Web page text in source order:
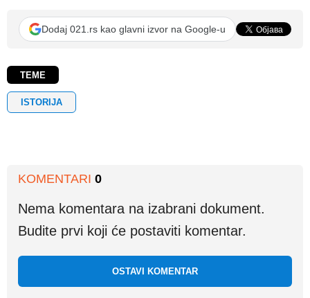
Dodaj 021.rs kao glavni izvor na Google-u
TEME
ISTORIJA
KOMENTARI 0
Nema komentara na izabrani dokument.
Budite prvi koji će postaviti komentar.
OSTAVI KOMENTAR